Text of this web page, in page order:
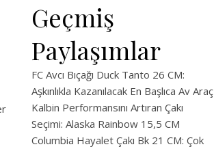
Geçmiş
Paylaşımlar
FC Avcı Bıçağı Duck Tanto 26 CM:
Aşkınlıkla Kazanılacak En Başlıca Av Araç
Kalbin Performansını Artıran Çakı
Seçimi: Alaska Rainbow 15,5 CM
Columbia Hayalet Çakı Bk 21 CM: Çok